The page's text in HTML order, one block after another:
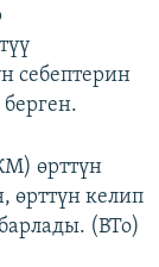
себептерин
өрттүн
өрттүн келип
(BTo)